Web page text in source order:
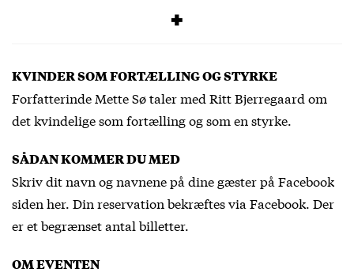
KVINDER SOM FORTÆLLING OG STYRKE
Forfatterinde Mette Sø taler med Ritt Bjerregaard om
det kvindelige som fortælling og som en styrke.
SÅDAN KOMMER DU MED
Skriv dit navn og navnene på dine gæster på Facebook
siden her. Din reservation bekræftes via Facebook. Der
er et begrænset antal billetter.
OM EVENTEN